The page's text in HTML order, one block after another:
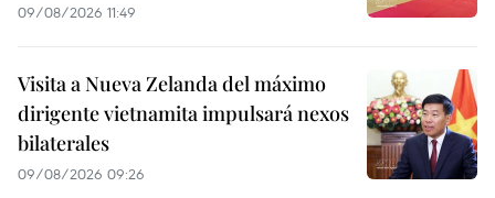
09/08/2026 11:49
Visita a Nueva Zelanda del máximo
dirigente vietnamita impulsará nexos
bilaterales
09/08/2026 09:26